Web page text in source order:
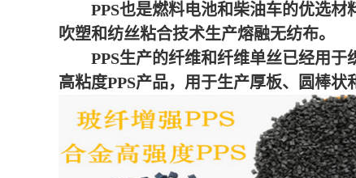
PPS也是燃料电池和柴油车的优选材
吹塑和纺丝粘合技术生产熔融无纺布。
PPS生产的纤维和纤维单丝已经用于
高粘度PPS产品，用于生产厚板、圆棒状